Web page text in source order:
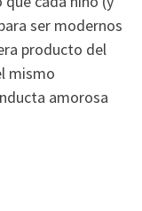
ser modernos
producto del
mismo
amorosa